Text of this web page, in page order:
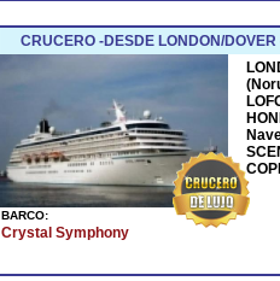
CRUCERO -DESDE LONDON/
BARCO:
Crystal Symphony